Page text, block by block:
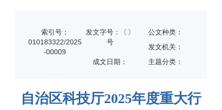
索引号：
010183322/2025
-00009
发文字号：〔〕
号
公文种类：
发文机关：
成文日期：
主题分类：
自治区科技厅2025年度重大行